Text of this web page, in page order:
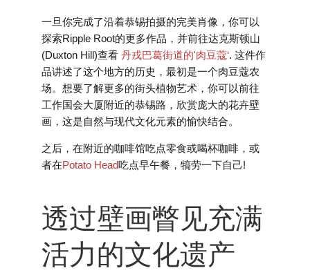
一旦你完成了沿着恭锡拍摄的完美肖像，你可以
探索Ripple Root的更多作品，并前往达克斯顿山
(Duxton Hill)查看 丹戎巴葛街道的'肉豆蔻‘. 这件作
品讲述了这个地方的历史，最初是一个肉豆蔻农
场。想要了解更多的街头植物艺术，你可以前往
工作国会大厦附近的恭锡路，欣赏庞大的花卉壁
画，这是自然与现代文化元素的愉快结合。
之后，在附近的咖啡馆吃点零食或喝杯咖啡，或
者在Potato Head吃点早午餐，犒劳一下自己!
透过壁画瞥见充满
活力的文化遗产